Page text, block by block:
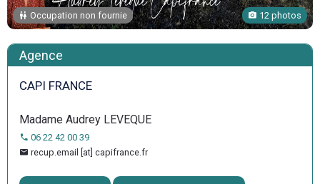
Occupation non fournie 12 photos
Agence
CAPI FRANCE
Madame Audrey LEVEQUE
06 22 42 00 39
recup.email [at] capifrance.fr